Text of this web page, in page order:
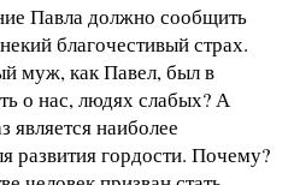
Павла должно сообщить
благочестивый страх.
муж, как Павел, был в
о нас, людях слабых? А
является наиболее
развития гордости. Почему?